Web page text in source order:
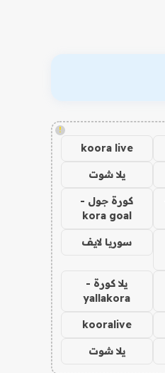
!
koora live
يلا شوت
كورة جول -
kora goal
سوريا لايف
يلا كورة -
yallakora
kooralive
يلا شوت